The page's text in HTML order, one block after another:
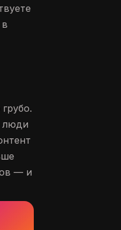
люди
— и